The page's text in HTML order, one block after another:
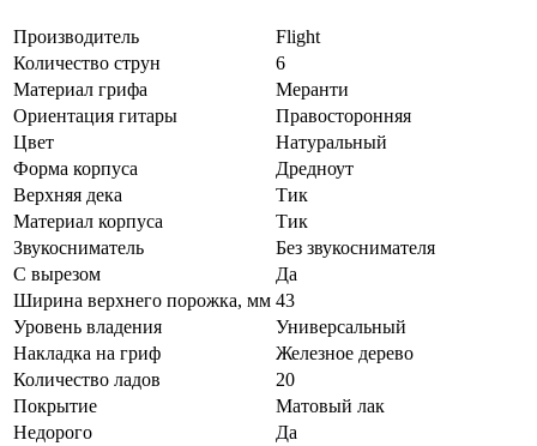
Производитель
Flight
Количество струн
6
Материал грифа
Меранти
Ориентация гитары
Правосторонняя
Цвет
Натуральный
Форма корпуса
Дредноут
Верхняя дека
Тик
Материал корпуса
Тик
Звукосниматель
Без звукоснимателя
С вырезом
Да
Ширина верхнего порожка, мм 43
Уровень владения
Универсальный
Накладка на гриф
Железное дерево
Количество ладов
20
Покрытие
Матовый лак
Недорого
Да